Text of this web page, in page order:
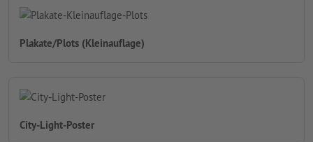
Plakate/Plots (Kleinauflage)
City-Light-Poster